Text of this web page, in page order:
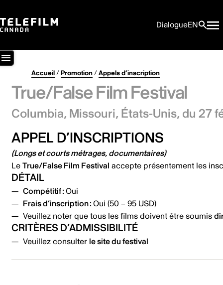
DialogueEN
Accueil/Promotion/Appels d’inscription
True/False Film Festival
Columbia, Missouri, États-Unis, du 27
APPEL D’INSCRIPTIONS
(Longs et courts métrages, documentaires)
Le True/False Film Festival accepte présentement les
DÉTAIL
Compétitif : Oui
Frais d’inscription : Oui (50 – 95 USD)
Veuillez noter que tous les films doivent être soumis
CRITÈRES D’ADMISSIBILITÉ
Veuillez consulter le site du festival